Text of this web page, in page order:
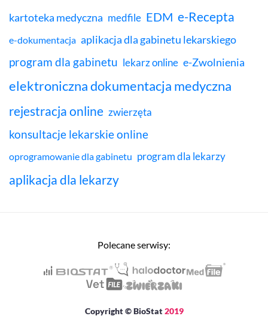
kartoteka medyczna medfile EDM e-Recepta
e-dokumentacja aplikacja dla gabinetu lekarskiego
program dla gabinetu lekarz online e-Zwolnienia
elektroniczna dokumentacja medyczna
rejestracja online zwierzęta
konsultacje lekarskie online
oprogramowanie dla gabinetu program dla lekarzy
aplikacja dla lekarzy
Polecane serwisy:
Copyright © BioStat2019